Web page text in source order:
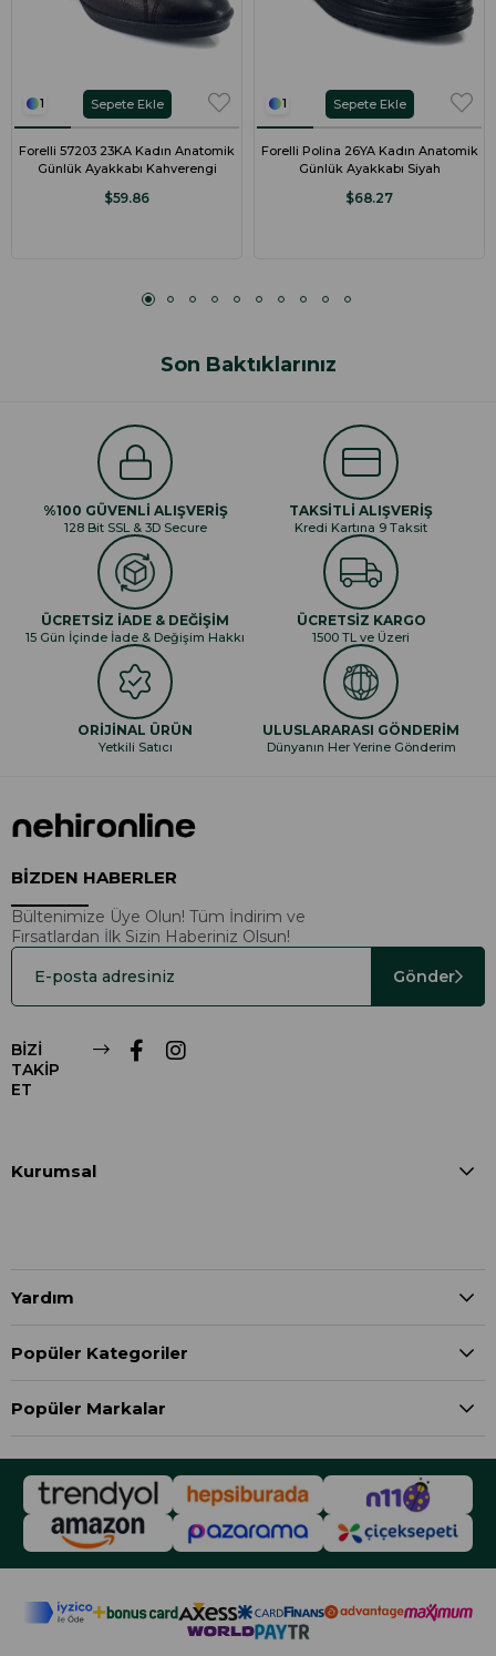
1
Forelli 57203 23KA Kadın Anatomik
Günlük Ayakkabı Kahverengi
$59.86
Sepete Ekle 1
Forelli Polina 26YA Kadın Anatomik
Günlük Ayakkabı Siyah
$68.27
Sepete Ekle
Son Baktıklarınız
%100 GÜVENLİ ALIŞVERİŞ
128 Bit SSL & 3D Secure
TAKSİTLİ ALIŞVERİŞ
Kredi Kartına 9 Taksit
ÜCRETSİZ İADE & DEĞİŞİM
15 Gün İçinde İade & Değişim Hakkı
ÜCRETSİZ KARGO
1500 TL ve Üzeri
ORİJİNAL ÜRÜN
Yetkili Satıcı
ULUSLARARASI GÖNDERİM
Dünyanın Her Yerine Gönderim
BİZDEN HABERLER
Bültenimize Üye Olun! Tüm İndirim ve
Fırsatlardan İlk Sizin Haberiniz Olsun!
Gönder
BİZİ
TAKİP
ET
Kurumsal
Yardım
Popüler Kategoriler
Popüler Markalar